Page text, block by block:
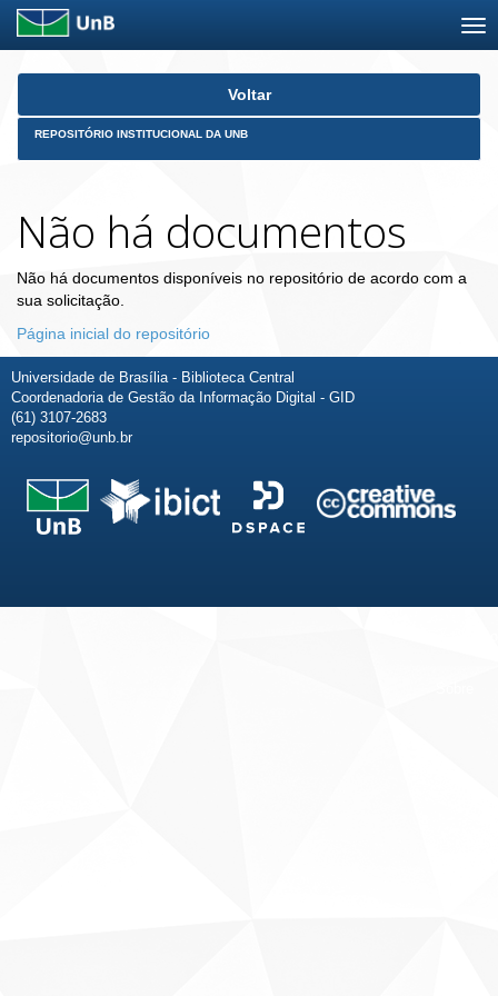
Skip
Voltar
REPOSITÓRIO INSTITUCIONAL DA UNB
Não há documentos
Não há documentos disponíveis no repositório de acordo com a
sua solicitação.
Página inicial do repositório
Universidade de Brasília - Biblioteca Central
Coordenadoria de Gestão da Informação Digital - GID
(61) 3107-2683
repositorio@unb.br